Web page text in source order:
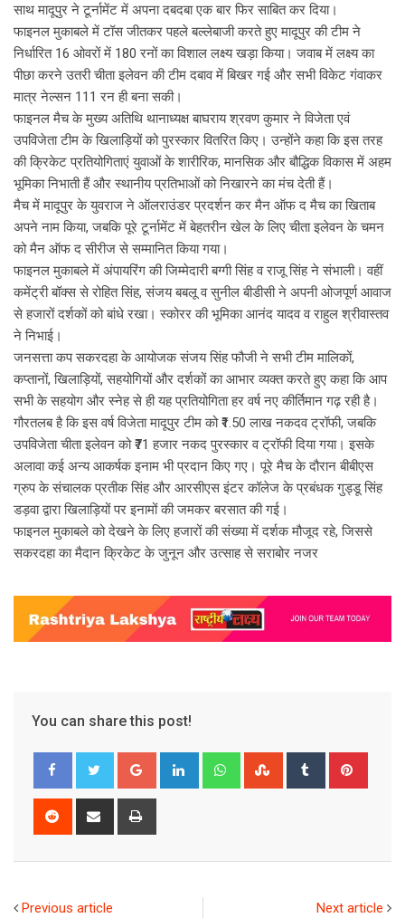
साथ मादूपुर ने टूर्नामेंट में अपना दबदबा एक बार फिर साबित कर दिया।
फाइनल मुकाबले में टॉस जीतकर पहले बल्लेबाजी करते हुए मादूपुर की टीम ने
निर्धारित 16 ओवरों में 180 रनों का विशाल लक्ष्य खड़ा किया। जवाब में लक्ष्य का
पीछा करने उतरी चीता इलेवन की टीम दबाव में बिखर गई और सभी विकेट गंवाकर
मात्र नेल्सन 111 रन ही बना सकी।
फाइनल मैच के मुख्य अतिथि थानाध्यक्ष बाघराय श्रवण कुमार ने विजेता एवं
उपविजेता टीम के खिलाड़ियों को पुरस्कार वितरित किए। उन्होंने कहा कि इस तरह
की क्रिकेट प्रतियोगिताएं युवाओं के शारीरिक, मानसिक और बौद्धिक विकास में अहम
भूमिका निभाती हैं और स्थानीय प्रतिभाओं को निखारने का मंच देती हैं।
मैच में मादूपुर के युवराज ने ऑलराउंडर प्रदर्शन कर मैन ऑफ द मैच का खिताब
अपने नाम किया, जबकि पूरे टूर्नामेंट में बेहतरीन खेल के लिए चीता इलेवन के चमन
को मैन ऑफ द सीरीज से सम्मानित किया गया।
फाइनल मुकाबले में अंपायरिंग की जिम्मेदारी बग्गी सिंह व राजू सिंह ने संभाली। वहीं
कमेंट्री बॉक्स से रोहित सिंह, संजय बबलू व सुनील बीडीसी ने अपनी ओजपूर्ण आवाज
से हजारों दर्शकों को बांधे रखा। स्कोरर की भूमिका आनंद यादव व राहुल श्रीवास्तव
ने निभाई।
जनसत्ता कप सकरदहा के आयोजक संजय सिंह फौजी ने सभी टीम मालिकों,
कप्तानों, खिलाड़ियों, सहयोगियों और दर्शकों का आभार व्यक्त करते हुए कहा कि आप
सभी के सहयोग और स्नेह से ही यह प्रतियोगिता हर वर्ष नए कीर्तिमान गढ़ रही है।
गौरतलब है कि इस वर्ष विजेता मादूपुर टीम को ₹1.50 लाख नकदव ट्रॉफी, जबकि
उपविजेता चीता इलेवन को ₹71 हजार नकद पुरस्कार व ट्रॉफी दिया गया। इसके
अलावा कई अन्य आकर्षक इनाम भी प्रदान किए गए। पूरे मैच के दौरान बीबीएस
ग्रुप के संचालक प्रतीक सिंह और आरसीएस इंटर कॉलेज के प्रबंधक गुड्डू सिंह
डड़वा द्वारा खिलाड़ियों पर इनामों की जमकर बरसात की गई।
फाइनल मुकाबले को देखने के लिए हजारों की संख्या में दर्शक मौजूद रहे, जिससे
सकरदहा का मैदान क्रिकेट के जुनून और उत्साह से सराबोर नजर
You can share this post!
Google+ LinkedIn WhatsappStumbleUpon
Tumblr
Reddit
Share
Previous article Next article